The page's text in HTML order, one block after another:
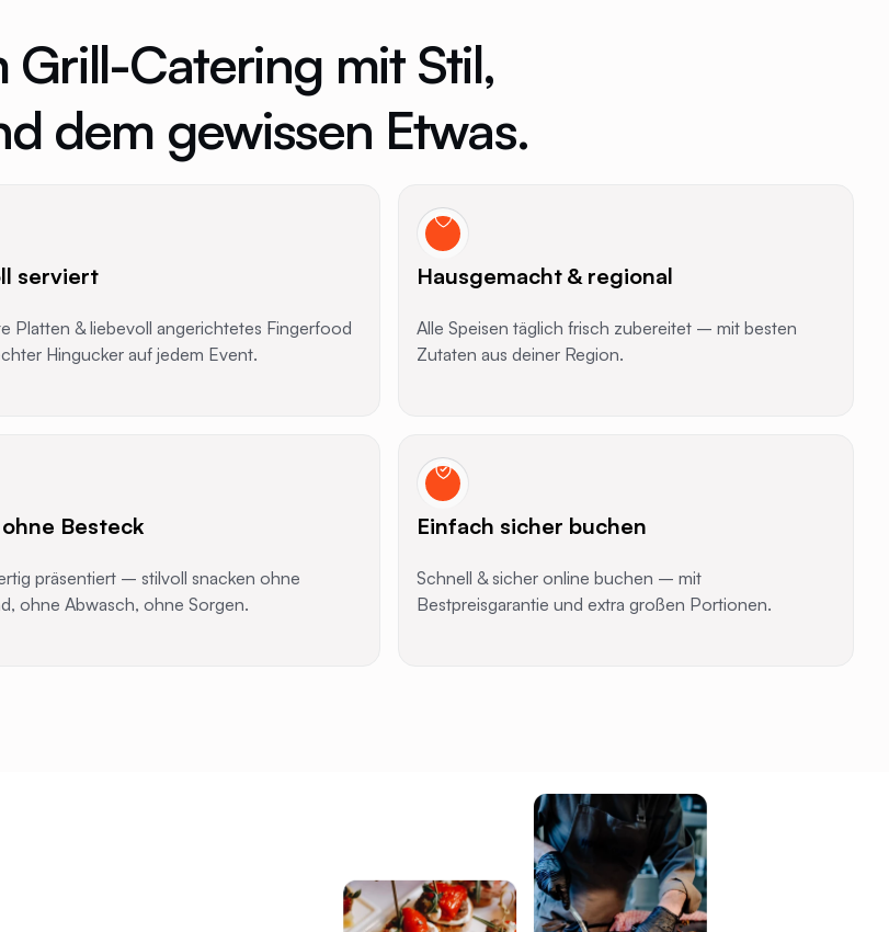
Grill-Catering mit Stil,
dem gewissen Etwas.
serviert
Platten & liebevoll angerichtetes Fingerfood
Hingucker auf jedem Event.
Hausgemacht & regional
Alle Speisen täglich frisch zubereitet – mit besten
Zutaten aus deiner Region.
Besteck
präsentiert – stilvoll snacken ohne
ohne Abwasch, ohne Sorgen.
Einfach sicher buchen
Schnell & sicher online buchen – mit
Bestpreisgarantie und extra großen Portionen.